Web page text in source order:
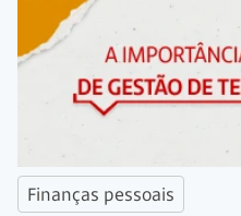
Finanças pessoais